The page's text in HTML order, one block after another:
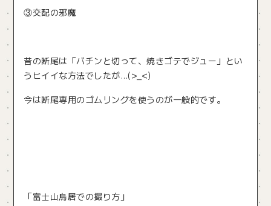
③交配の邪魔
昔の断尾は「バチンと切って、焼きゴテでジュー」とい
うヒイイな方法でしたが…(>_<)
今は断尾専用のゴムリングを使うのが一般的です。
「富士山鳥居での撮り方」